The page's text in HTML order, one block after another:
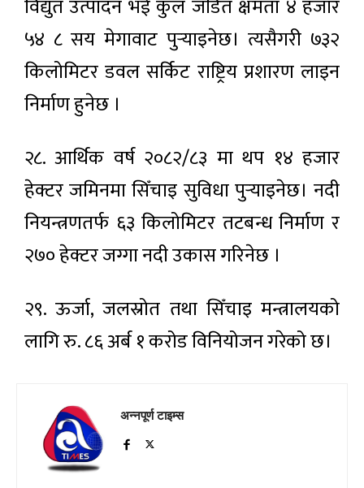
विद्युत उत्पादन भई कुल जडित क्षमता ४ हजार
५४ ८ सय मेगावाट पुऱ्याइनेछ। त्यसैगरी ७३२
किलोमिटर डवल सर्किट राष्ट्रिय प्रशारण लाइन
निर्माण हुनेछ ।
२८. आर्थिक वर्ष २०८२/८३ मा थप १४ हजार
हेक्टर जमिनमा सिँचाइ सुविधा पुऱ्याइनेछ। नदी
नियन्त्रणतर्फ ६३ किलोमिटर तटबन्ध निर्माण र
२७० हेक्टर जग्गा नदी उकास गरिनेछ ।
२९. ऊर्जा, जलस्रोत तथा सिँचाइ मन्त्रालयको
लागि रु. ८६ अर्ब १ करोड विनियोजन गरेको छ।
अन्नपूर्ण टाइम्स